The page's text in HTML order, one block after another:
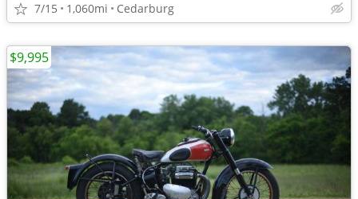
7/15 1,060mi Cedarburg
$9,995